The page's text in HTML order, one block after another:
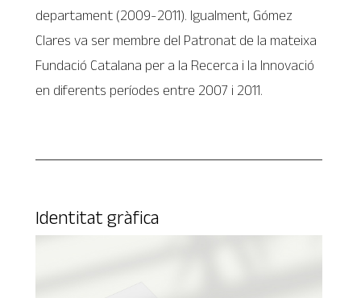
departament (2009-2011). Igualment, Gómez
Clares va ser membre del Patronat de la mateixa
Fundació Catalana per a la Recerca i la Innovació
en diferents períodes entre 2007 i 2011.
Identitat gràfica